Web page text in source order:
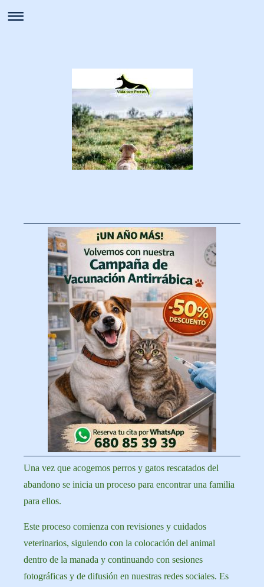
Una vez que acogemos perros y gatos rescatados del
abandono se inicia un proceso para encontrar una familia
para ellos.
Este proceso comienza con revisiones y cuidados
veterinarios, siguiendo con la colocación del animal
dentro de la manada y continuando con sesiones
fotográficas y de difusión en nuestras redes sociales. Es